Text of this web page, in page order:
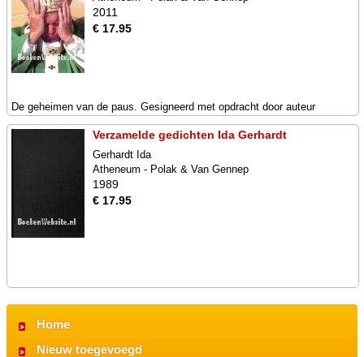
2011
€ 17.95
De geheimen van de paus. Gesigneerd met opdracht door auteur
Verzamelde gedichten Ida Gerhardt
Gerhardt Ida
Atheneum - Polak & Van Gennep
1989
€ 17.95
Home
Nieuw toegevoegd